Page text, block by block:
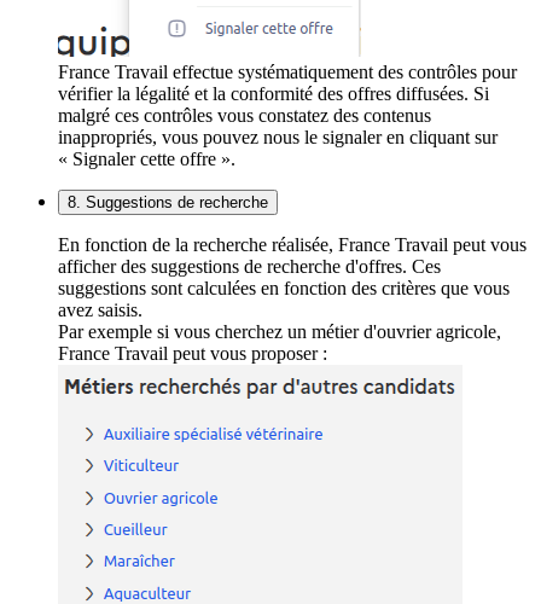
France Travail effectue systématiquement des contrôles pour
vérifier la légalité et la conformité des offres diffusées. Si
malgré ces contrôles vous constatez des contenus
inappropriés, vous pouvez nous le signaler en cliquant sur
« Signaler cette offre ».
8. Suggestions de recherche
En fonction de la recherche réalisée, France Travail peut vous
afficher des suggestions de recherche d'offres. Ces
suggestions sont calculées en fonction des critères que vous
avez saisis.
Par exemple si vous cherchez un métier d'ouvrier agricole,
France Travail peut vous proposer :